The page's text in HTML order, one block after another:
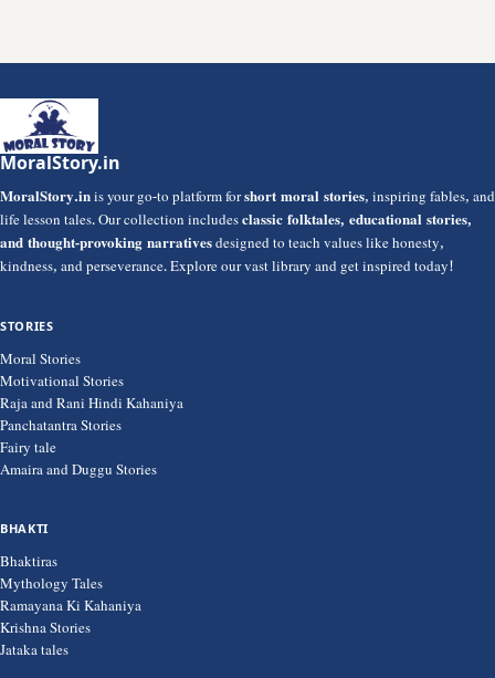
MoralStory.in
MoralStory.inis your go-to platform forshort moral stories, inspiring fables, and
life lesson tales. Our collection includesclassic folktales, educational stories,
and thought-provoking narrativesdesigned to teach values like honesty,
kindness, and perseverance. Explore our vast library and get inspired today!
STORIES
Moral Stories
Motivational Stories
Raja and Rani Hindi Kahaniya
Panchatantra Stories
Fairy tale
Amaira and Duggu Stories
BHAKTI
Bhaktiras
Mythology Tales
Ramayana Ki Kahaniya
Krishna Stories
Jataka tales